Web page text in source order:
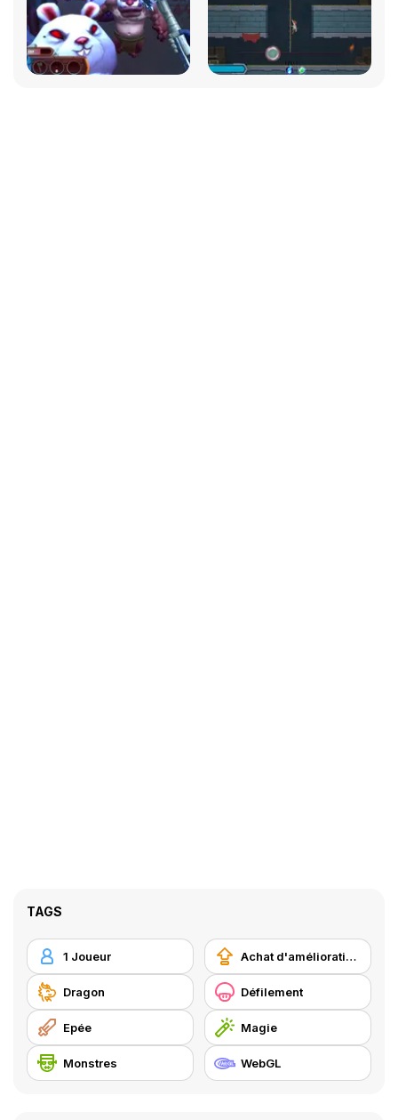
TAGS
1 Joueur Achat d'améliorations
Dragon Défilement
Epée Magie
Monstres WebGL